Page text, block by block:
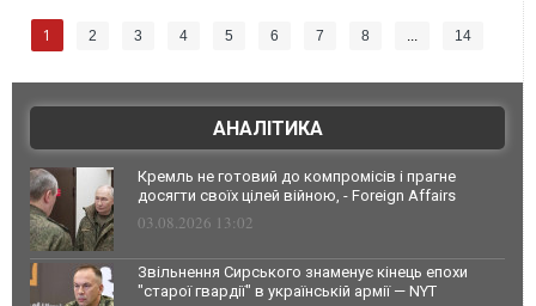
1 2 3 4 5 6 7 8 ... 14
АНАЛІТИКА
Кремль не готовий до компромісів і прагне
досягти своїх цілей війною, - Foreign Affairs
03.08.2026 13:02
Звільнення Сирського знаменує кінець епохи
"старої гвардії" в українській армії — NYT